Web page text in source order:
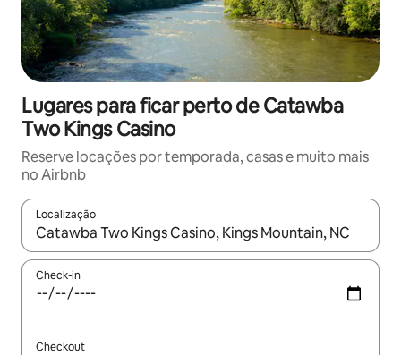
Lugares para ficar perto de Catawba
Two Kings Casino
Reserve locações por temporada, casas e muito mais
no Airbnb
Localização
Quando os resultados estiverem disponíveis, explore-os
Check-in
Checkout